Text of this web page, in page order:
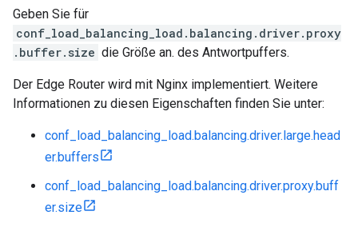
Geben Sie für
conf_load_balancing_load.balancing.driver.proxy
.buffer.size die Größe an. des Antwortpuffers.
Der Edge Router wird mit Nginx implementiert. Weitere
Informationen zu diesen Eigenschaften finden Sie unter:
conf_load_balancing_load.balancing.driver.large.head
er.buffers
conf_load_balancing_load.balancing.driver.proxy.buff
er.size